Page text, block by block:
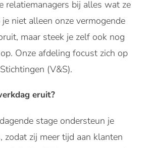
relatiemanagers bij alles wat ze
niet alleen onze vermogende
maar steek je zelf ook nog
Onze afdeling focust zich op
(V&S).
eruit?
stage ondersteun je
zodat zij meer tijd aan klanten